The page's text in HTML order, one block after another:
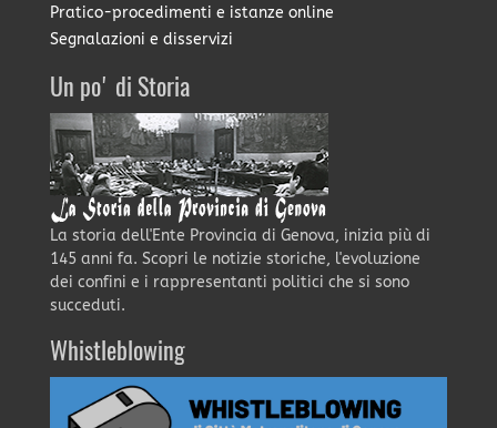
Pratico-procedimenti e istanze online
Segnalazioni e disservizi
Un po' di Storia
La storia dell'Ente Provincia di Genova, inizia più di
145 anni fa. Scopri le notizie storiche, l'evoluzione
dei confini e i rappresentanti politici che si sono
succeduti.
Whistleblowing